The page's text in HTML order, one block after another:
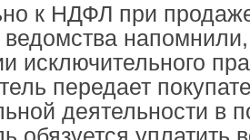
к НДФЛ при
исключительного
передает
деятельности в